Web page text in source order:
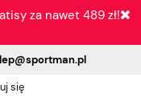
za nawet 489 zł!
się